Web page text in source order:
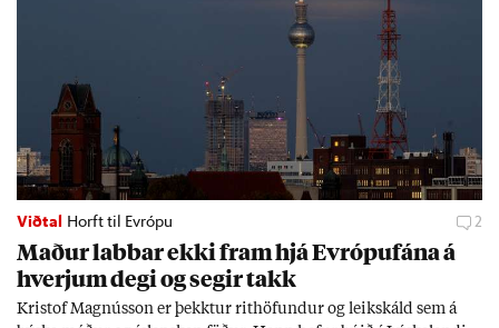
Viðtal Horft til Evrópu 2
Mað­ur labb­ar ekki fram hjá Evr­ópuf­ána á
hverj­um degi og seg­ir takk
Kri­stof Magnús­son er þekkt­ur rit­höf­und­ur og leik­skáld sem á